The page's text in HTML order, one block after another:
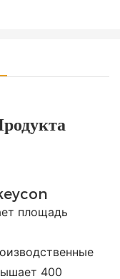
площадь
400